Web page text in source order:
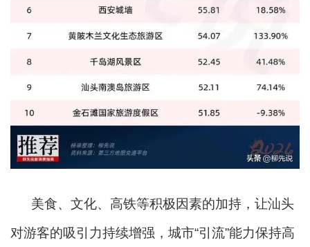
美食、文化、高铁等积极因素的加持，让汕头
对游客的吸引力持续增强，城市“引流”能力保持高